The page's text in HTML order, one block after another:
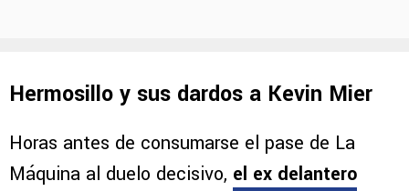
Hermosillo y sus dardos a Kevin Mier
Horas antes de consumarse el pase de La
Máquina al duelo decisivo, el ex delantero